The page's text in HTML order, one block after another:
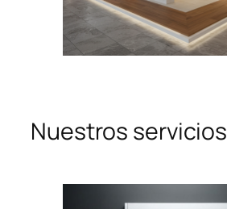
Nuestros servicios